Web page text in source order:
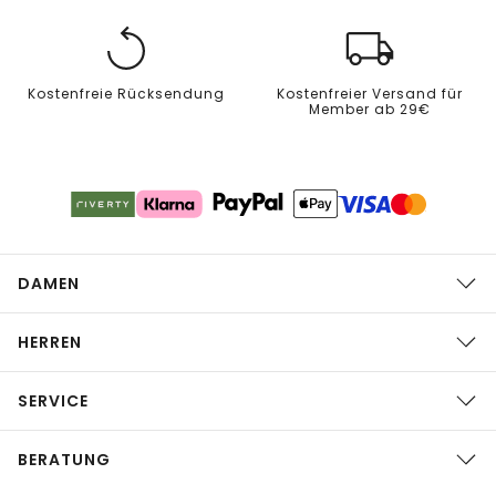
Kostenfreie Rücksendung
Kostenfreier Versand für
Member ab 29€
DAMEN
HERREN
SERVICE
BERATUNG